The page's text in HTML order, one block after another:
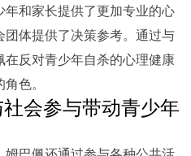
和家长提供了更加专业的心
体提供了决策参考。通过与
反对青少年自杀的心理健康
色。
会参与带动青少年